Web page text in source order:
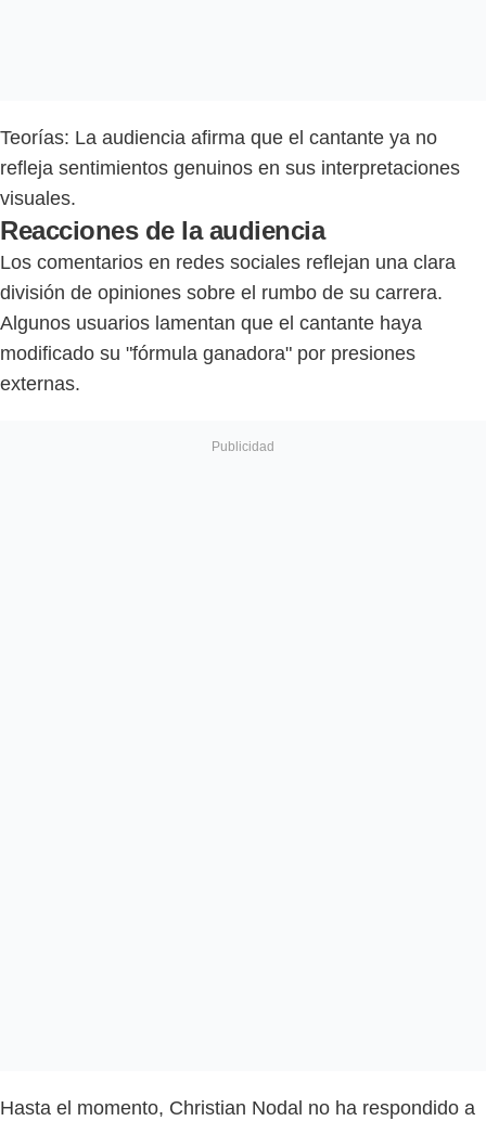
Teorías: La audiencia afirma que el cantante ya no
refleja sentimientos genuinos en sus interpretaciones
visuales.
Reacciones de la audiencia
Los comentarios en redes sociales reflejan una clara
división de opiniones sobre el rumbo de su carrera.
Algunos usuarios lamentan que el cantante haya
modificado su "fórmula ganadora" por presiones
externas.
Hasta el momento, Christian Nodal no ha respondido a